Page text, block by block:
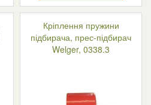
Кріплення пружини
підбирача, прес-підбирач
Welger, 0338.3